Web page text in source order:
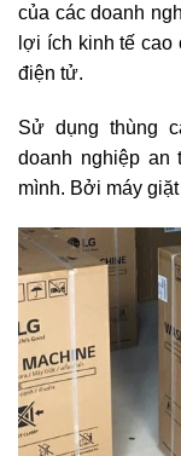
của các doanh
lợi ích kinh tế cao
điện tử.
Sử dụng thùng
doanh nghiệp an
mình. Bởi máy